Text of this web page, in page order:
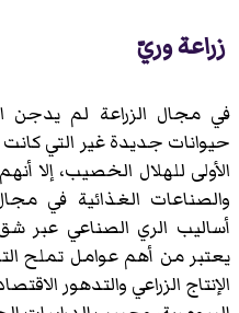
زراعة وريّ
في مجال الزراعة لم يدجن
حيوانات جديدة غير التي
الأولى للهلال الخصيب، إلا
والصناعات الغذائية في
أساليب الري الصناعي عبر
يعتبر من أهم عوامل تملح
الإنتاج الزراعي والتدهور